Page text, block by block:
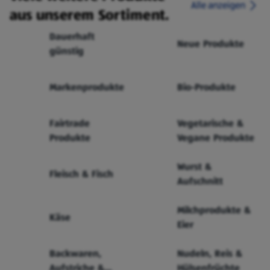
aus unserem Sortiment.
Alle anzeigen
Dauerhaft
günstig
Neue Produkte
Markenprodukte Bio-Produkte
Fairtrade
Produkte
Vegetarische &
Vegane Produkte
Fleisch & Fisch
Wurst &
Aufschnitt
Käse
Milchprodukte &
Eier
Backwaren,
Nudeln, Reis &